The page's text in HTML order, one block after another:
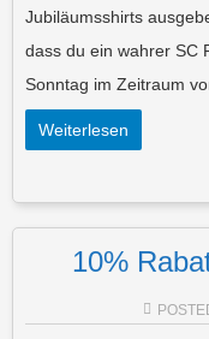
Jubiläumsshirts
dass du ein wahrer SC
Sonntag im Zeitraum
Weiterlesen
10%